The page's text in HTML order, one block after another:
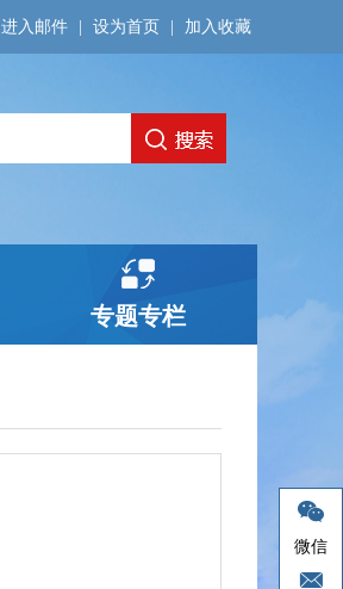
微信
进入邮件 设为首页 加入收藏
专题专栏